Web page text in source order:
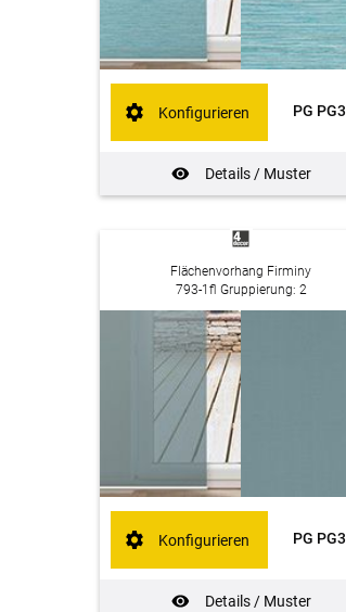
PG PG3
Details / Muster
Konfigurieren
Flächenvorhang Firminy
793-1fl Gruppierung: 2
PG PG3
Details / Muster
Konfigurieren